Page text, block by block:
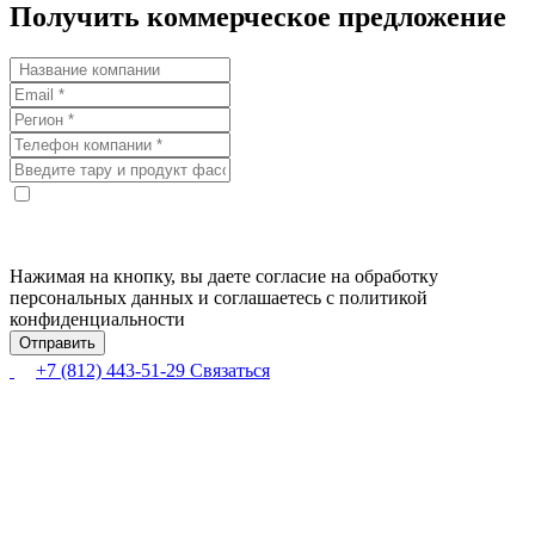
Получить коммерческое предложение
Нажимая на кнопку, вы даете согласие на обработку
персональных данных и соглашаетесь с политикой
конфиденциальности
+7 (812) 443-51-29 Связаться